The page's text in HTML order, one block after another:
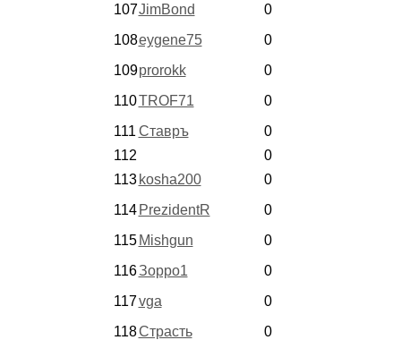
107JimBond
0
108eygene75
0
109prorokk
0
110TROF71
0
111 Ставръ
0
112
0
113 kosha200
0
114 PrezidentR
0
115 Mishgun
0
116Зорро1
0
117vga
0
118Страсть
0